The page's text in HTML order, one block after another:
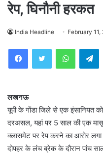
रेप, घिनौनी हरकत
India Headline February 11,
लखनऊ
यूपी के गोंडा जिले से एक इंसानियत
दरअसल, यहां पर 5 साल की एक
क्लासमेट पर रेप करने का आरोर
दोपहर के लंच ब्रेक के दौरान पांच